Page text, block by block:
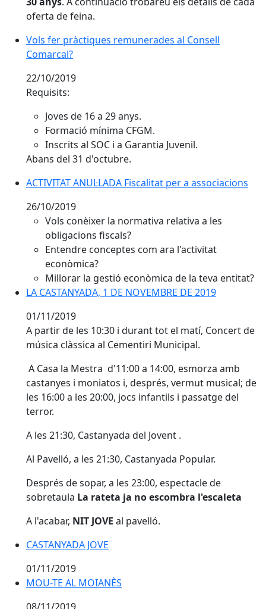
oferta de feina.
Vols fer pràctiques remunerades al Consell
Vols fer pràctiques remunerades al Consell
Comarcal?
22/10/2019
Requisits:
Joves de 16 a 29 anys.
Formació mínima CFGM.
Inscrits al SOC i a Garantia Juvenil.
Abans del 31 d'octubre.
ACTIVITAT ANUL·LADA Fiscalitat per a associacions
ACTIVITAT ANUL·LADA Fiscalitat per a associacions
26/10/2019
Vols conèixer la normativa relativa a les
obligacions fiscals?
Entendre conceptes com ara l'activitat
econòmica?
Millorar la gestió econòmica de la teva entitat?
LA CASTANYADA, 1 DE NOVEMBRE DE 2019
LA CASTANYADA, 1 DE NOVEMBRE DE 2019
01/11/2019
A partir de les 10:30 i durant tot el matí, Concert de
música clàssica al Cementiri Municipal.
A Casa la Mestra d'11:00 a 14:00, esmorza amb
castanyes i moniatos i, després, vermut musical; de
les 16:00 a les 20:00, jocs infantils i passatge del
terror.
A les 21:30, Castanyada del Jovent .
Al Pavelló, a les 21:30, Castanyada Popular.
Després de sopar, a les 23:00, espectacle de
sobretaula La rateta ja no escombra l'escaleta
A l'acabar, NIT JOVE al pavelló.
CASTANYADA JOVE
CASTANYADA JOVE
01/11/2019
MOU-TE AL MOIANÈS
MOU-TE AL MOIANÈS